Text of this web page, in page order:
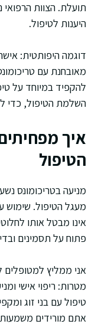
תועלת. הצוות הרפואי
היענות לטיפול.
דוגמה היפותטית:
מאובחנת עם
להקפיד במיוחד על
השלמת הטיפול, כדי
איך
הטיפול
מניעה בטריכומונס
מעגל הטיפול. שימוש
אינו מבטל אותו
פתוח על תסמינים
אני ממליץ
מטרות: ריפוי אישי
טיפול עם בני זוג
אתם מורידים